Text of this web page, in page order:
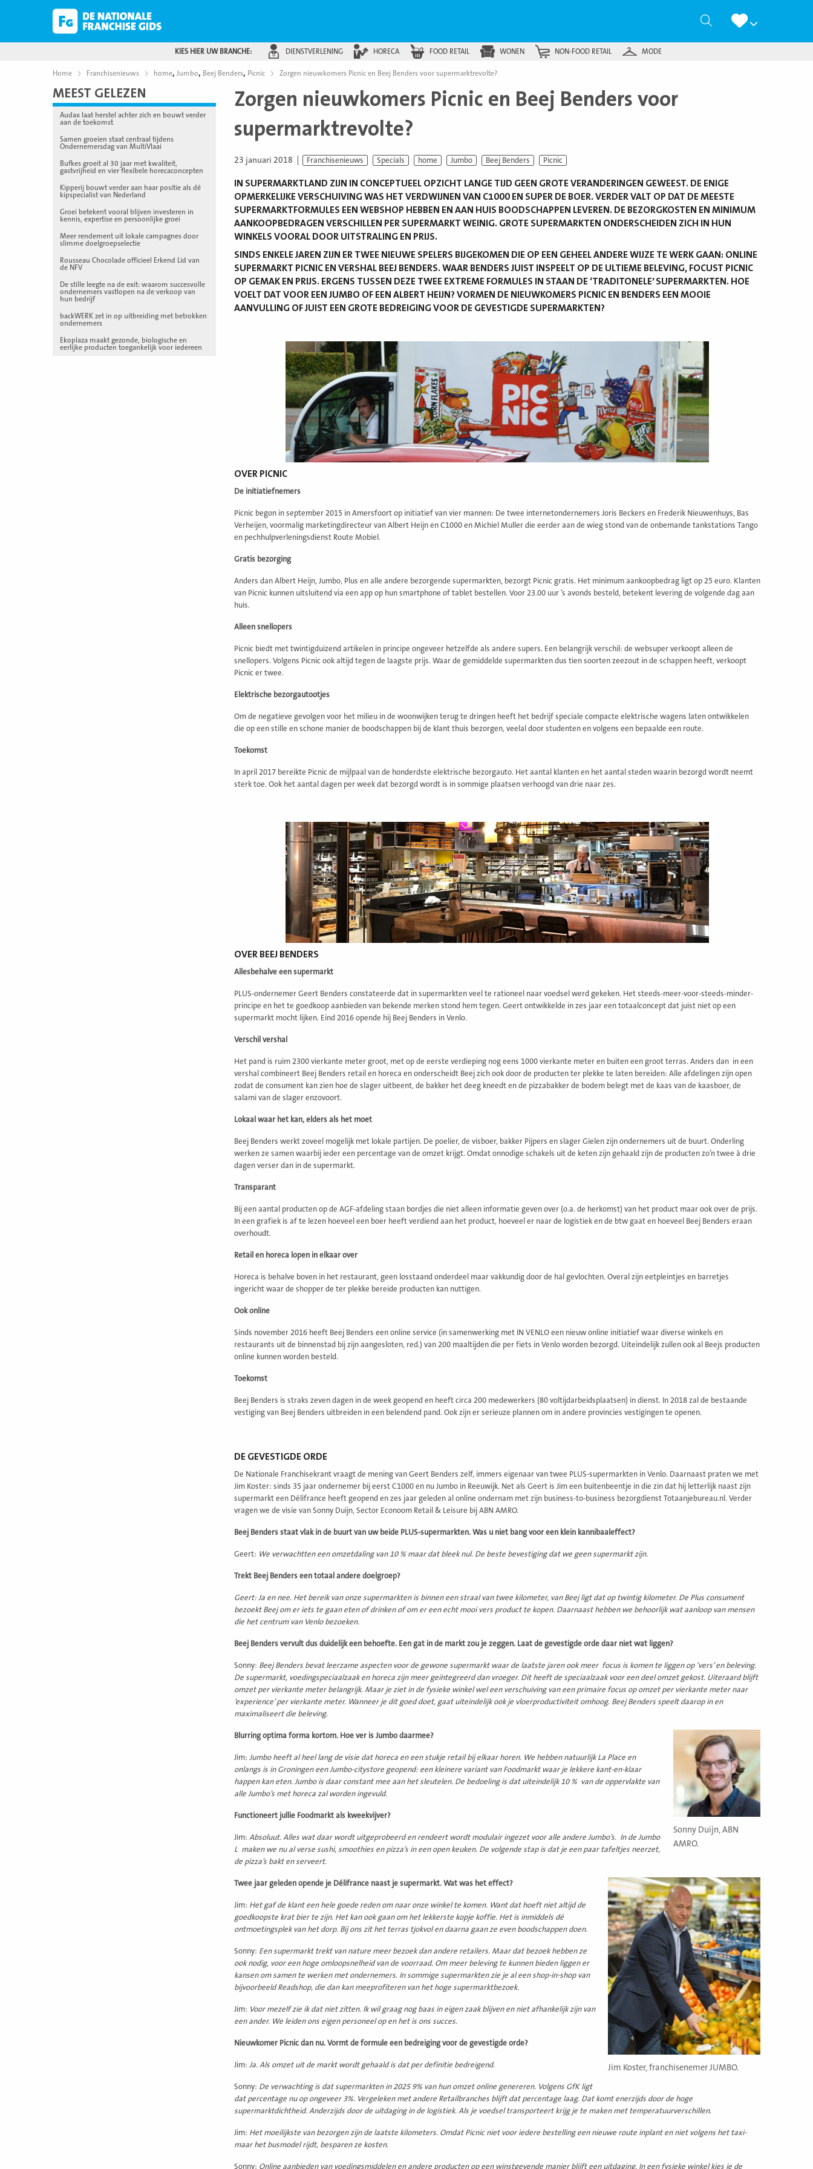
Zoeken
KIES HIER UW BRANCHE: DIENSTVERLENING HORECA FOOD RETAIL WONEN NON-FOOD RETAIL MODE
Home Franchisenieuws home, Jumbo, Beej Benders, Picnic Zorgen nieuwkomers Picnic en Beej Benders voor supermarktrevolte?
MEEST GELEZEN
Audax laat herstel achter zich en bouwt verder
aan de toekomst
Samen groeien staat centraal tijdens
Ondernemersdag van MultiVlaai
Bufkes groeit al 30 jaar met kwaliteit,
gastvrijheid en vier flexibele horecaconcepten
Kipperij bouwt verder aan haar positie als dé
kipspecialist van Nederland
Groei betekent vooral blijven investeren in
kennis, expertise en persoonlijke groei
Meer rendement uit lokale campagnes door
slimme doelgroepselectie
Rousseau Chocolade officieel Erkend Lid van
de NFV
De stille leegte na de exit: waarom succesvolle
ondernemers vastlopen na de verkoop van
hun bedrijf
backWERK zet in op uitbreiding met betrokken
ondernemers
Ekoplaza maakt gezonde, biologische en
eerlijke producten toegankelijk voor iedereen
Zorgen nieuwkomers Picnic en Beej Benders voor
supermarktrevolte?
23 januari 2018 Franchisenieuws Specials home Jumbo Beej Benders Picnic
IN SUPERMARKTLAND ZIJN IN CONCEPTUEEL OPZICHT LANGE TIJD GEEN GROTE VERANDERINGEN GEWEEST. DE ENIGE
OPMERKELIJKE VERSCHUIVING WAS HET VERDWIJNEN VAN C1000 EN SUPER DE BOER. VERDER VALT OP DAT DE MEESTE
SUPERMARKTFORMULES EEN WEBSHOP HEBBEN EN AAN HUIS BOODSCHAPPEN LEVEREN. DE BEZORGKOSTEN EN MINIMUM
AANKOOPBEDRAGEN VERSCHILLEN PER SUPERMARKT WEINIG. GROTE SUPERMARKTEN ONDERSCHEIDEN ZICH IN HUN
WINKELS VOORAL DOOR UITSTRALING EN PRIJS.
SINDS ENKELE JAREN ZIJN ER TWEE NIEUWE SPELERS BIJGEKOMEN DIE OP EEN GEHEEL ANDERE WIJZE TE WERK GAAN: ONLINE
SUPERMARKT PICNIC EN VERSHAL BEEJ BENDERS. WAAR BENDERS JUIST INSPEELT OP DE ULTIEME BELEVING, FOCUST PICNIC
OP GEMAK EN PRIJS. ERGENS TUSSEN DEZE TWEE EXTREME FORMULES IN STAAN DE ‘TRADITONELE’ SUPERMARKTEN. HOE
VOELT DAT VOOR EEN JUMBO OF EEN ALBERT HEIJN? VORMEN DE NIEUWKOMERS PICNIC EN BENDERS EEN MOOIE
AANVULLING OF JUIST EEN GROTE BEDREIGING VOOR DE GEVESTIGDE SUPERMARKTEN?
OVER PICNIC
De initiatiefnemers
Picnic begon in september 2015 in Amersfoort op initiatief van vier mannen: De twee internetondernemers Joris Beckers en Frederik Nieuwenhuys, Bas
Verheijen, voormalig marketingdirecteur van Albert Heijn en C1000 en Michiel Muller die eerder aan de wieg stond van de onbemande tankstations Tango
en pechhulpverleningsdienst Route Mobiel.
Gratis bezorging
Anders dan Albert Heijn, Jumbo, Plus en alle andere bezorgende supermarkten, bezorgt Picnic gratis. Het minimum aankoopbedrag ligt op 25 euro. Klanten
van Picnic kunnen uitsluitend via een app op hun smartphone of tablet bestellen. Voor 23.00 uur ’s avonds besteld, betekent levering de volgende dag aan
huis.
Alleen snellopers
Picnic biedt met twintigduizend artikelen in principe ongeveer hetzelfde als andere supers. Een belangrijk verschil: de websuper verkoopt alleen de
snellopers. Volgens Picnic ook altijd tegen de laagste prijs. Waar de gemiddelde supermarkten dus tien soorten zeezout in de schappen heeft, verkoopt
Picnic er twee.
Elektrische bezorgautootjes
Om de negatieve gevolgen voor het milieu in de woonwijken terug te dringen heeft het bedrijf speciale compacte elektrische wagens laten ontwikkelen
die op een stille en schone manier de boodschappen bij de klant thuis bezorgen, veelal door studenten en volgens een bepaalde een route.
Toekomst
In april 2017 bereikte Picnic de mijlpaal van de honderdste elektrische bezorgauto. Het aantal klanten en het aantal steden waarin bezorgd wordt neemt
sterk toe. Ook het aantal dagen per week dat bezorgd wordt is in sommige plaatsen verhoogd van drie naar zes.
OVER BEEJ BENDERS
Allesbehalve een supermarkt
PLUS-ondernemer Geert Benders constateerde dat in supermarkten veel te rationeel naar voedsel werd gekeken. Het steeds-meer-voor-steeds-minder-
principe en het te goedkoop aanbieden van bekende merken stond hem tegen. Geert ontwikkelde in zes jaar een totaalconcept dat juist niet op een
supermarkt mocht lijken. Eind 2016 opende hij Beej Benders in Venlo.
Verschil vershal
Het pand is ruim 2300 vierkante meter groot, met op de eerste verdieping nog eens 1000 vierkante meter en buiten een groot terras. Anders dan in een
vershal combineert Beej Benders retail en horeca en onderscheidt Beej zich ook door de producten ter plekke te laten bereiden: Alle afdelingen zijn open
zodat de consument kan zien hoe de slager uitbeent, de bakker het deeg kneedt en de pizzabakker de bodem belegt met de kaas van de kaasboer, de
salami van de slager enzovoort.
Lokaal waar het kan, elders als het moet
Beej Benders werkt zoveel mogelijk met lokale partijen. De poelier, de visboer, bakker Pijpers en slager Gielen zijn ondernemers uit de buurt. Onderling
werken ze samen waarbij ieder een percentage van de omzet krijgt. Omdat onnodige schakels uit de keten zijn gehaald zijn de producten zo’n twee à drie
dagen verser dan in de supermarkt.
Transparant
Bij een aantal producten op de AGF-afdeling staan bordjes die niet alleen informatie geven over (o.a. de herkomst) van het product maar ook over de prijs.
In een grafiek is af te lezen hoeveel een boer heeft verdiend aan het product, hoeveel er naar de logistiek en de btw gaat en hoeveel Beej Benders eraan
overhoudt.
Retail en horeca lopen in elkaar over
Horeca is behalve boven in het restaurant, geen losstaand onderdeel maar vakkundig door de hal gevlochten. Overal zijn eetpleintjes en barretjes
ingericht waar de shopper de ter plekke bereide producten kan nuttigen.
Ook online
Sinds november 2016 heeft Beej Benders een online service (in samenwerking met IN VENLO een nieuw online initiatief waar diverse winkels en
restaurants uit de binnenstad bij zijn aangesloten, red.) van 200 maaltijden die per fiets in Venlo worden bezorgd. Uiteindelijk zullen ook al Beejs producten
online kunnen worden besteld.
Toekomst
Beej Benders is straks zeven dagen in de week geopend en heeft circa 200 medewerkers (80 voltijdarbeidsplaatsen) in dienst. In 2018 zal de bestaande
vestiging van Beej Benders uitbreiden in een belendend pand. Ook zijn er serieuze plannen om in andere provincies vestigingen te openen.
DE GEVESTIGDE ORDE
De Nationale Franchisekrant vraagt de mening van Geert Benders zelf, immers eigenaar van twee PLUS-supermarkten in Venlo. Daarnaast praten we met
Jim Koster: sinds 35 jaar ondernemer bij eerst C1000 en nu Jumbo in Reeuwijk. Net als Geert is Jim een buitenbeentje in die zin dat hij letterlijk naast zijn
supermarkt een Délifrance heeft geopend en zes jaar geleden al online ondernam met zijn business-to-business bezorgdienst Totaanjebureau.nl. Verder
vragen we de visie van Sonny Duijn, Sector Econoom Retail & Leisure bij ABN AMRO.
Beej Benders staat vlak in de buurt van uw beide PLUS-supermarkten. Was u niet bang voor een klein kannibaaleffect?
Geert: We verwachtten een omzetdaling van 10 % maar dat bleek nul. De beste bevestiging dat we geen supermarkt zijn.
Trekt Beej Benders een totaal andere doelgroep?
Geert: Ja en nee. Het bereik van onze supermarkten is binnen een straal van twee kilometer, van Beej ligt dat op twintig kilometer. De Plus consument
bezoekt Beej om er iets te gaan eten of drinken of om er een echt mooi vers product te kopen. Daarnaast hebben we behoorlijk wat aanloop van mensen
die het centrum van Venlo bezoeken.
Beej Benders vervult dus duidelijk een behoefte. Een gat in de markt zou je zeggen. Laat de gevestigde orde daar niet wat liggen?
Sonny: Beej Benders bevat leerzame aspecten voor de gewone supermarkt waar de laatste jaren ook meer focus is komen te liggen op ‘vers’ en beleving.
De supermarkt, voedingspeciaalzaak en horeca zijn meer geïntegreerd dan vroeger. Dit heeft de speciaalzaak voor een deel omzet gekost. Uiteraard blijft
omzet per vierkante meter belangrijk. Maar je ziet in de fysieke winkel wel een verschuiving van een primaire focus op omzet per vierkante meter naar
‘experience’ per vierkante meter. Wanneer je dit goed doet, gaat uiteindelijk ook je vloerproductiviteit omhoog. Beej Benders speelt daarop in en
maximaliseert die beleving.
Sonny Duijn, ABN
AMRO.
Blurring optima forma kortom. Hoe ver is Jumbo daarmee?
Jim: Jumbo heeft al heel lang de visie dat horeca en een stukje retail bij elkaar horen. We hebben natuurlijk La Place en
onlangs is in Groningen een Jumbo-citystore geopend: een kleinere variant van Foodmarkt waar je lekkere kant-en-klaar
happen kan eten. Jumbo is daar constant mee aan het sleutelen. De bedoeling is dat uiteindelijk 10 % van de oppervlakte van
alle Jumbo’s met horeca zal worden ingevuld.
Functioneert jullie Foodmarkt als kweekvijver?
Jim: Absoluut. Alles wat daar wordt uitgeprobeerd en rendeert wordt modulair ingezet voor alle andere Jumbo’s. In de Jumbo
L maken we nu al verse sushi, smoothies en pizza’s in een open keuken. De volgende stap is dat je een paar tafeltjes neerzet,
de pizza’s bakt en serveert.
Jim Koster, franchisenemer JUMBO.
Twee jaar geleden opende je Délifrance naast je supermarkt. Wat was het effect?
Jim: Het gaf de klant een hele goede reden om naar onze winkel te komen. Want dat hoeft niet altijd de
goedkoopste krat bier te zijn. Het kan ook gaan om het lekkerste kopje koffie. Het is inmiddels dé
ontmoetingsplek van het dorp. Bij ons zit het terras tjokvol en daarna gaan ze even boodschappen doen.
Sonny: Een supermarkt trekt van nature meer bezoek dan andere retailers. Maar dat bezoek hebben ze
ook nodig, voor een hoge omloopsnelheid van de voorraad. Om meer beleving te kunnen bieden liggen er
kansen om samen te werken met ondernemers. In sommige supermarkten zie je al een shop-in-shop van
bijvoorbeeld Readshop, die dan kan meeprofiteren van het hoge supermarktbezoek.
Jim: Voor mezelf zie ik dat niet zitten. Ik wil graag nog baas in eigen zaak blijven en niet afhankelijk zijn van
een ander. We leiden ons eigen personeel op en het is ons succes.
Nieuwkomer Picnic dan nu. Vormt de formule een bedreiging voor de gevestigde orde?
Jim: Ja. Als omzet uit de markt wordt gehaald is dat per definitie bedreigend.
Sonny: De verwachting is dat supermarkten in 2025 9% van hun omzet online genereren. Volgens GfK ligt
dat percentage nu op ongeveer 3%. Vergeleken met andere Retailbranches blijft dat percentage laag. Dat komt enerzijds door de hoge
supermarktdichtheid. Anderzijds door de uitdaging in de logistiek. Als je voedsel transporteert krijg je te maken met temperatuurverschillen.
Jim: Het moeilijkste van bezorgen zijn de laatste kilometers. Omdat Picnic niet voor iedere bestelling een nieuwe route inplant en niet volgens het taxi-
maar het busmodel rijdt, besparen ze kosten.
Sonny: Online aanbieden van voedingsmiddelen en andere producten op een winstgevende manier blijft een uitdaging. In een fysieke winkel kies je de